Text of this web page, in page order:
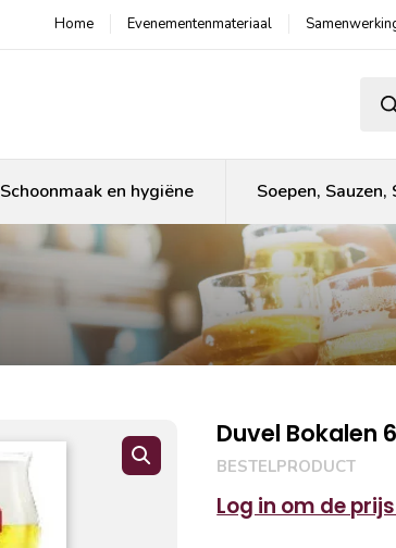
Home Evenementenmateriaal
Schoonmaak en hygiëne Soepen,
Duvel Bokalen
BESTELPRODUCT
Log in om de